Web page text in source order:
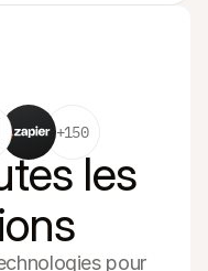
+150
les
pour